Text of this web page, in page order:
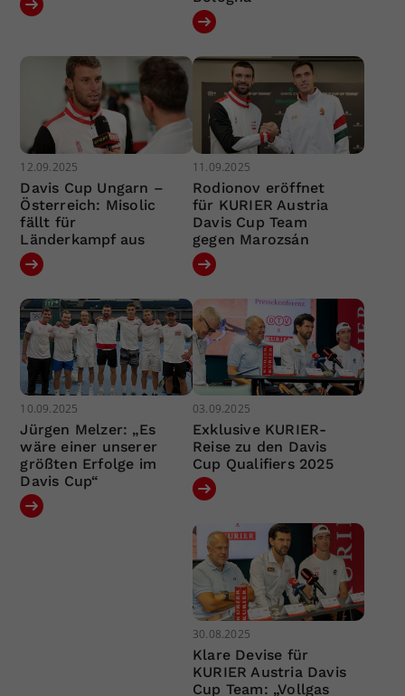
12.09.2025
Davis Cup Ungarn –
Österreich: Misolic
fällt für
Länderkampf aus
11.09.2025
Rodionov eröffnet
für KURIER Austria
Davis Cup Team
gegen Marozsán
10.09.2025
Jürgen Melzer: „Es
wäre einer unserer
größten Erfolge im
Davis Cup“
03.09.2025
Exklusive KURIER-
Reise zu den Davis
Cup Qualifiers 2025
30.08.2025
Klare Devise für
KURIER Austria Davis
Cup Team: „Vollgas